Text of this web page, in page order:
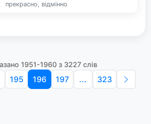
прекрасно, відмінно
1951-1960 з 3227 слів
195 196 197 ... 323